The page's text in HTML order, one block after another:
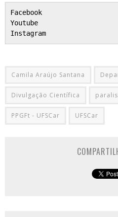
Facebook
Youtube
Instagram
Camila Araújo Santana
Divulgação Científica
PPGFt - UFSCar UFSCar